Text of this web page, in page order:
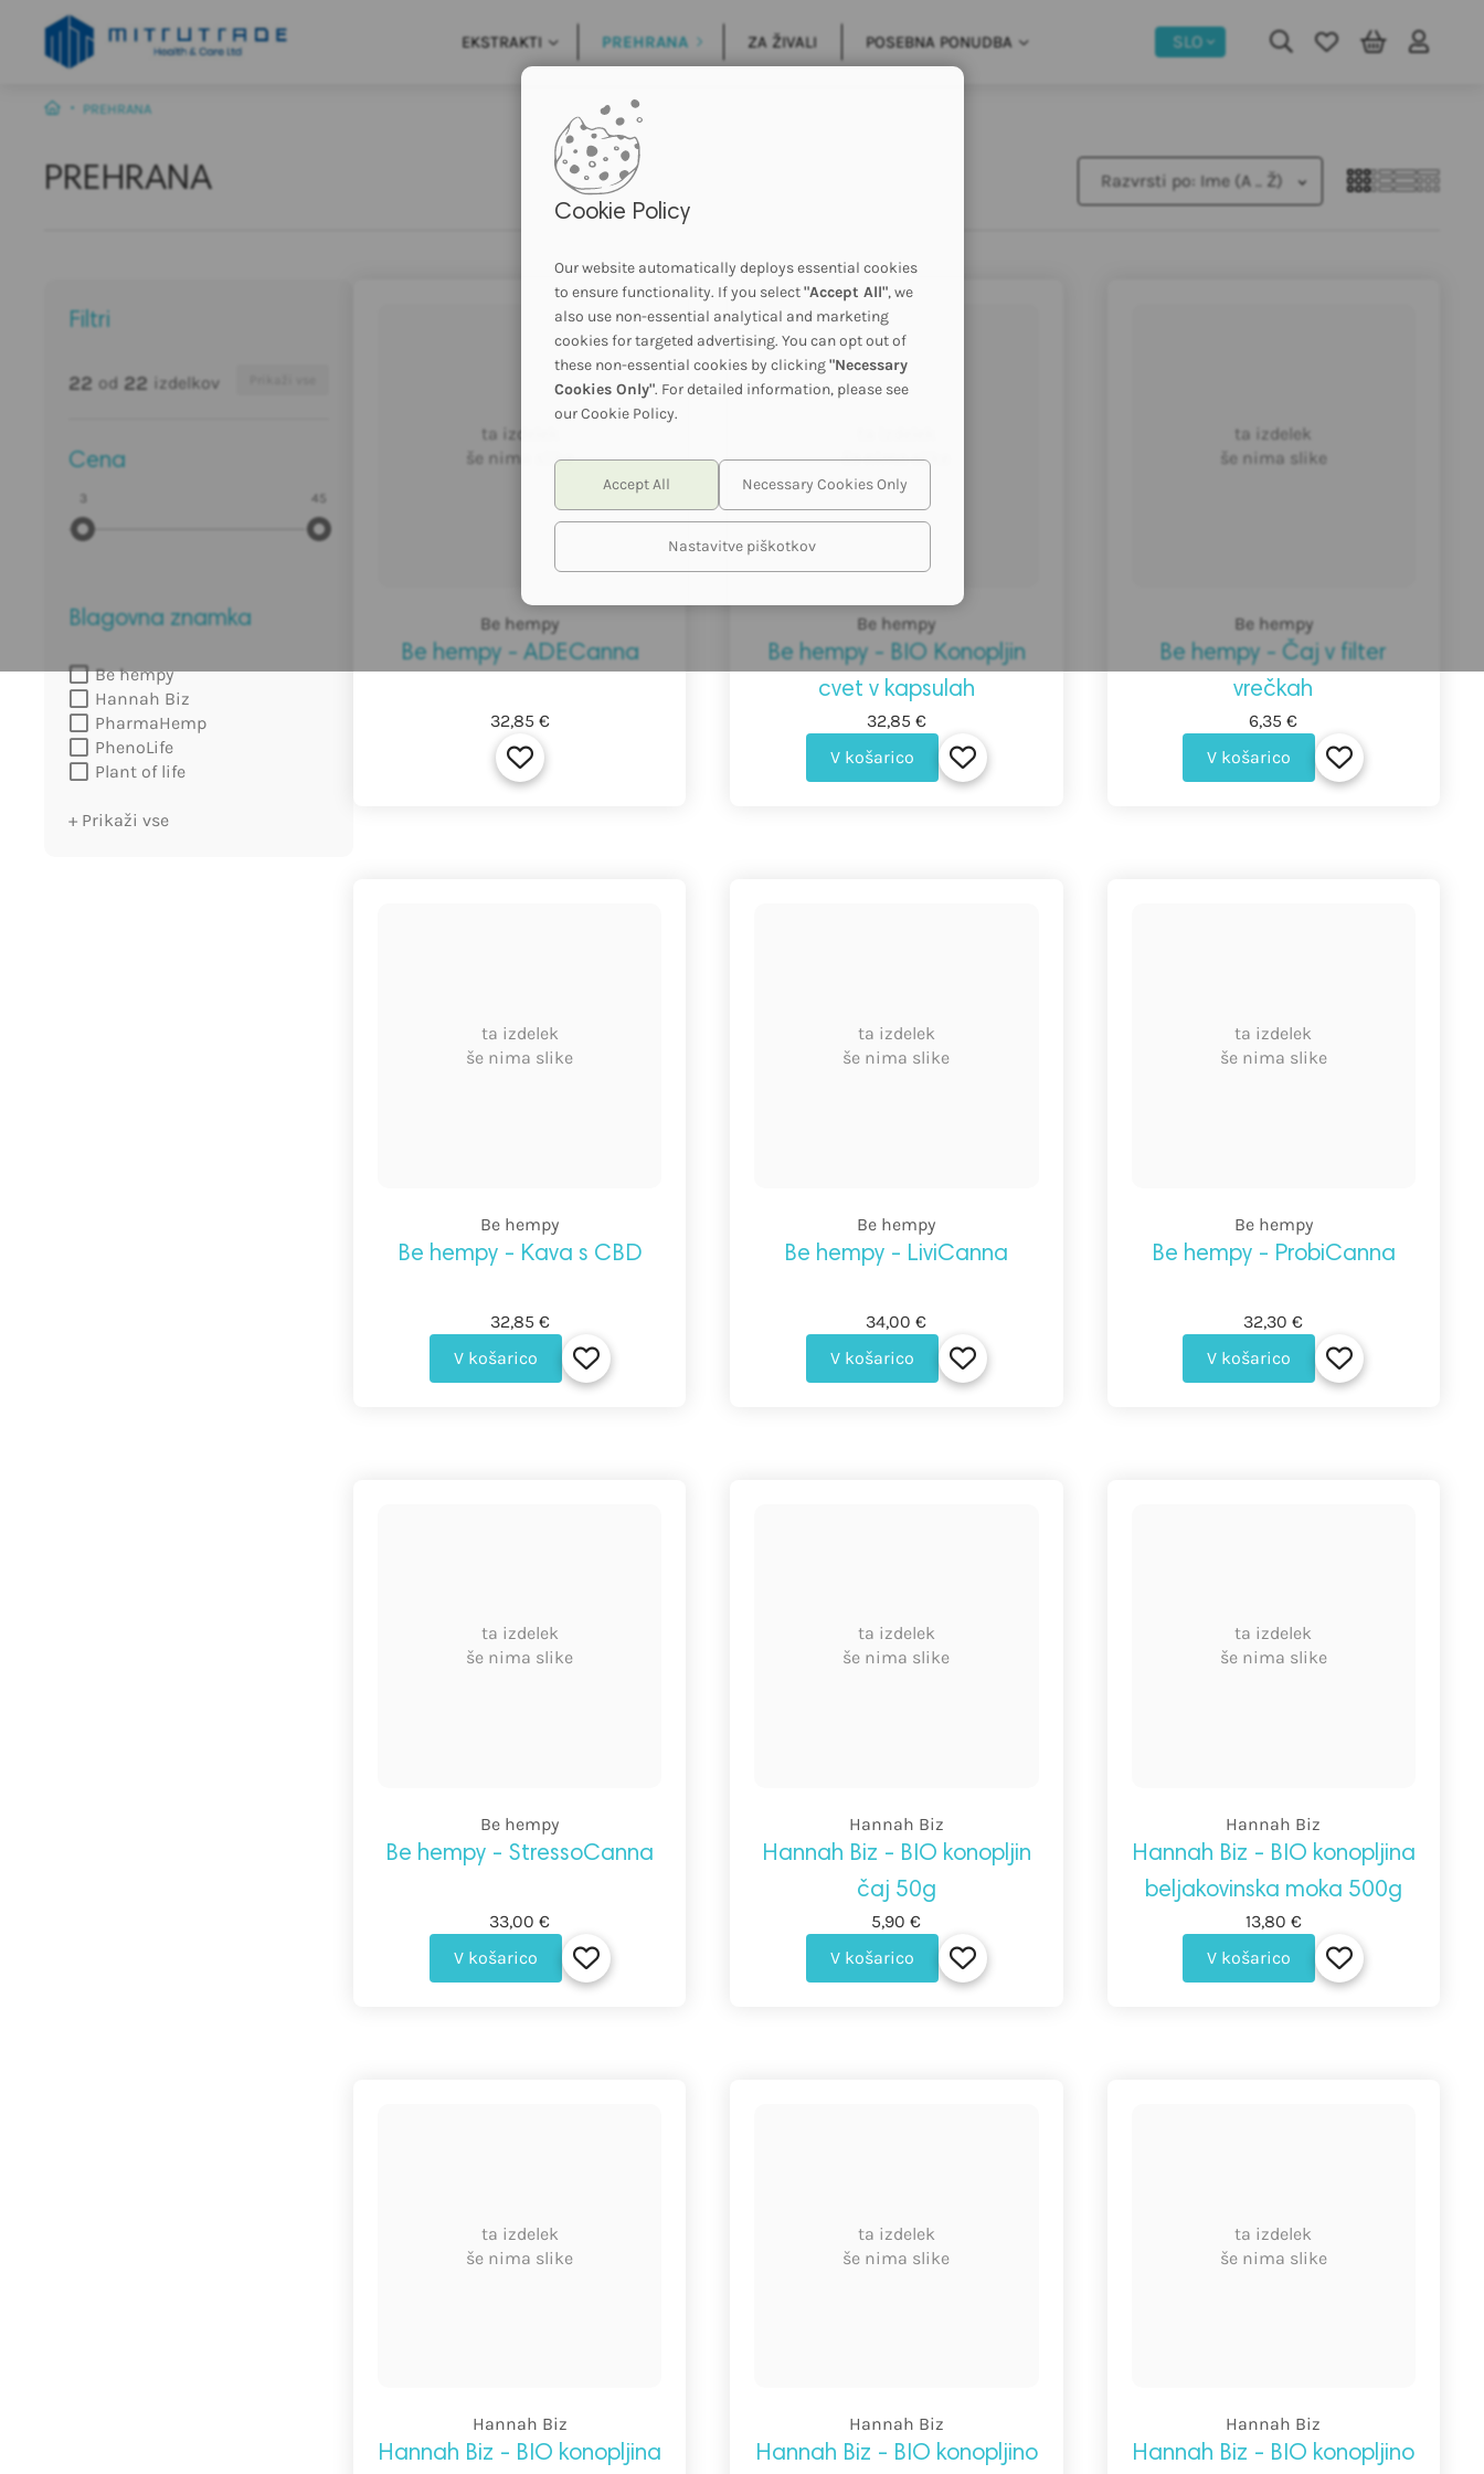
EKSTRAKTI PREHRANA ZA ŽIVALI POSEBNA PONUDBA SLO
PREHRANA
PREHRANA Razvrsti po: Ime (A .. Ž)
Filtri
22 od 22 izdelkov
Cena
45
Blagovna znamka
Be hempy
Hannah Biz
PharmaHemp
PhenoLife
Plant of life
+ Prikaži vse
ta izdelek
še nima slike
Be hempy
Be hempy - ADECanna
32,85 €
še nima slike
Be hempy
Be hempy - BIO Konopljin
cvet v kapsulah
32,85 €
V košarico
ta izdelek
še nima slike
Be hempy
Be hempy - Čaj v filter
vrečkah
6,35 €
V košarico
ta izdelek
še nima slike
Be hempy
Be hempy - Kava s CBD
32,85 €
V košarico
ta izdelek
še nima slike
Be hempy
Be hempy - LiviCanna
34,00 €
V košarico
ta izdelek
še nima slike
Be hempy
Be hempy - ProbiCanna
32,30 €
V košarico
ta izdelek
še nima slike
Be hempy
Be hempy - StressoCanna
33,00 €
V košarico
ta izdelek
še nima slike
Hannah Biz
Hannah Biz - BIO konopljin
čaj 50g
5,90 €
V košarico
ta izdelek
še nima slike
Hannah Biz
Hannah Biz - BIO konopljina
beljakovinska moka 500g
13,80 €
V košarico
ta izdelek
še nima slike
Hannah Biz
Hannah Biz - BIO konopljina
ta izdelek
še nima slike
Hannah Biz
Hannah Biz - BIO konopljino
ta izdelek
še nima slike
Hannah Biz
Hannah Biz - BIO konopljino
Cookie Policy
Our website automatically deploys essential cookies
to ensure functionality. If you select"Accept All", we
also use non-essential analytical and marketing
cookies for targeted advertising. You can opt out of
these non-essential cookies by clicking"Necessary
Cookies Only". For detailed information, please see
our Cookie Policy.
Nastavitve piškotkov